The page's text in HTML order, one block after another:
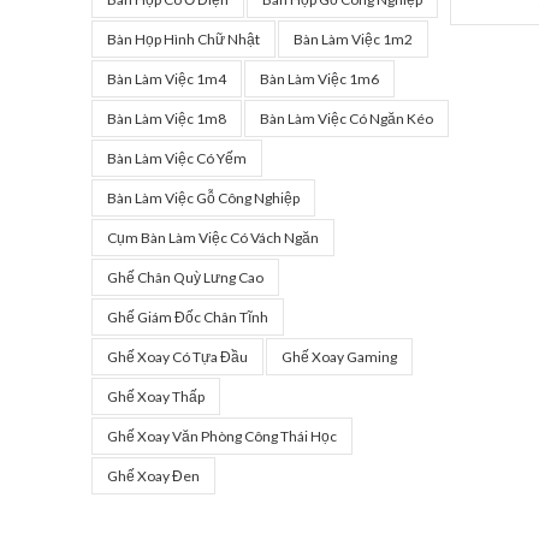
Bàn Họp Hình Chữ Nhật Bàn Làm Việc 1m2
Bàn Làm Việc 1m4 Bàn Làm Việc 1m6
Bàn Làm Việc 1m8 Bàn Làm Việc Có Ngăn Kéo
Bàn Làm Việc Có Yếm
Bàn Làm Việc Gỗ Công Nghiệp
Cụm Bàn Làm Việc Có Vách Ngăn
Ghế Chân Quỳ Lưng Cao
Ghế Giám Đốc Chân Tĩnh
Ghế Xoay Có Tựa Đầu Ghế Xoay Gaming
Ghế Xoay Thấp
Ghế Xoay Văn Phòng Công Thái Học
Ghế Xoay Đen